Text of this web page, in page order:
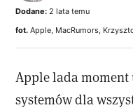
Dodane: 2 lata temu
fot. Apple, MacRumors,
Apple lada
systemów dla